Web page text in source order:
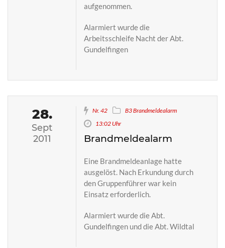
aufgenommen.
Alarmiert wurde die
Arbeitsschleife Nacht der Abt.
Gundelfingen
28.
Sept
2011
Nr. 42
B3 Brandmeldealarm
13:02 Uhr
Brandmeldealarm
Eine Brandmeldeanlage hatte
ausgelöst. Nach Erkundung durch
den Gruppenführer war kein
Einsatz erforderlich.
Alarmiert wurde die Abt.
Gundelfingen und die Abt. Wildtal